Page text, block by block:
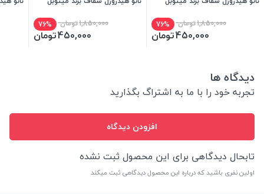
1,850,000تومان 76%
450,000تومان
1,850,000تومان 76%
450,000تومان
دیدگاه ها
تجربه خود را با ما به اشتراگ بگذارید
افزودن دیدگاه
تابحال دیدگاهی برای این محصول ثبت نشده
اولین نفری باشید که درباره این محصول دیدگاهی ثبت میکند